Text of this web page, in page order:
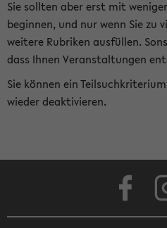
Sie sollten aber erst mit
beginnen, und nur wenn Sie zu
weitere Rubriken ausfüllen.
dass Ihnen Veranstaltungen
Sie können ein
wieder deaktivieren.